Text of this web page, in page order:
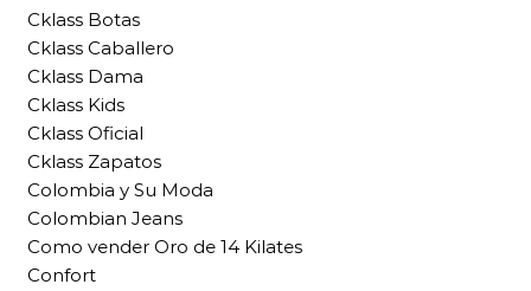
Cklass Botas
Cklass Caballero
Cklass Dama
Cklass Kids
Cklass Oficial
Cklass Zapatos
Colombia y Su Moda
Colombian Jeans
Como vender Oro de 14 Kilates
Confort